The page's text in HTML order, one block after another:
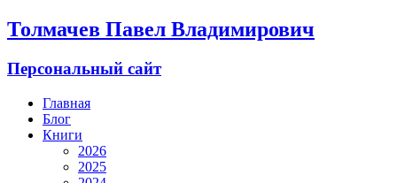
Толмачев Павел Владимирович
Персональный сайт
Главная
Блог
Книги
2026
2025